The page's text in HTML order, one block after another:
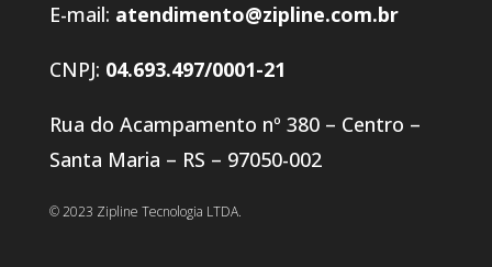
E-mail: atendimento@zipline.com.br
CNPJ: 04.693.497/0001-21
Rua do Acampamento nº 380 – Centro –
Santa Maria – RS – 97050-002
© 2023 Zipline Tecnologia LTDA.